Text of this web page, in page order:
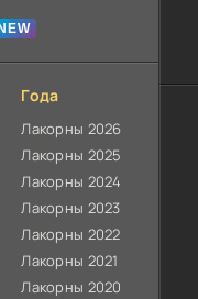
Года
Лакорны 2026
Лакорны 2025
Лакорны 2024
Лакорны 2023
Лакорны 2022
Лакорны 2021
Лакорны 2020